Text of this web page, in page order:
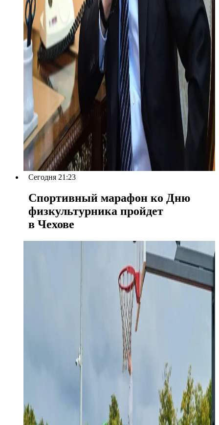
Сегодня 21:23
Спортивный марафон ко Дню
физкультурника пройдет
в Чехове